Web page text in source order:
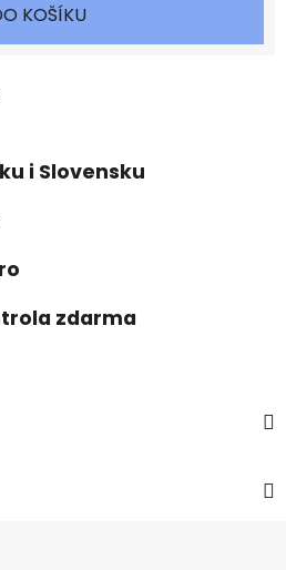
KOŠÍKU
i Slovensku
zdarma